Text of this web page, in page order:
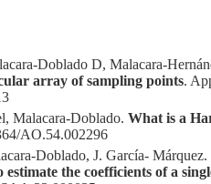
Doblado D, Malacara-
array of sampling points.
Malacara-Doblado. What is a
AO.54.002296
Doblado, J. García- Márquez.
estimate the coefficients of a